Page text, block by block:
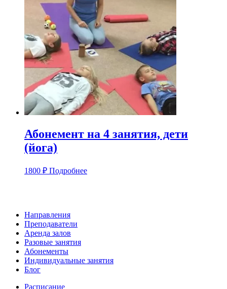
Абонемент на 4 занятия, дети
(йога)
1800 ₽ Подробнее
Направления
Преподаватели
Аренда залов
Разовые занятия
Абонементы
Индивидуальные занятия
Блог
Расписание